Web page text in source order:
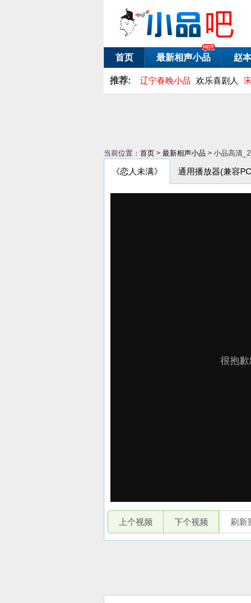
首页 最新相声小品 赵
推荐: 辽宁春晚小品 欢乐喜剧人
当前位置： 首页 > 最新相声小品 > 小品高清
《恋人未满》 通用播放器(兼容
上个视频 下个视频 刷新